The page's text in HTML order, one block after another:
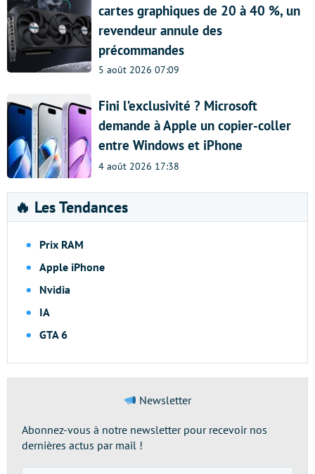
cartes graphiques de 20 à 40 %, un
revendeur annule des
précommandes
5 août 2026 07:09
Fini l’exclusivité ? Microsoft
demande à Apple un copier-coller
entre Windows et iPhone
4 août 2026 17:38
🔥 Les Tendances
Prix RAM
Apple iPhone
Nvidia
IA
GTA 6
Newsletter
Abonnez-vous à notre newsletter pour recevoir nos
dernières actus par mail !